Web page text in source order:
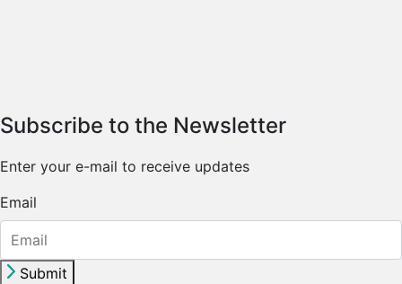
Subscribe to the Newsletter
Enter your e-mail to receive updates
Email
Submit